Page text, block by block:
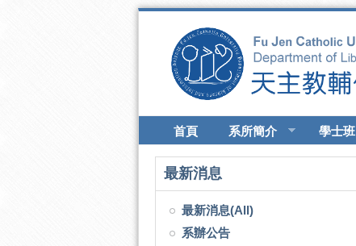
首頁 系所簡介 學士班
最新消息
最新消息(All)
系辦公告